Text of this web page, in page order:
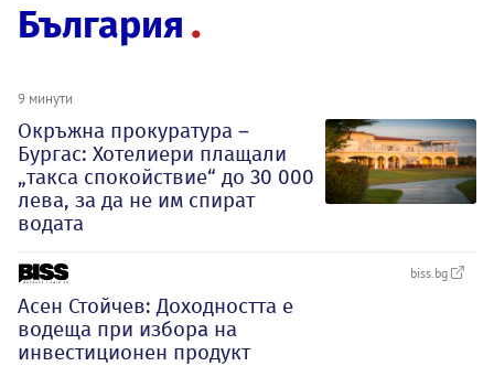
България
9 минути
Окръжна прокуратура –
Бургас: Хотелиери плащали
„такса спокойствие“ до 30 000
лева, за да не им спират
водата
biss.bg
Асен Стойчев: Доходността е
водеща при изборa на
инвестиционен продукт